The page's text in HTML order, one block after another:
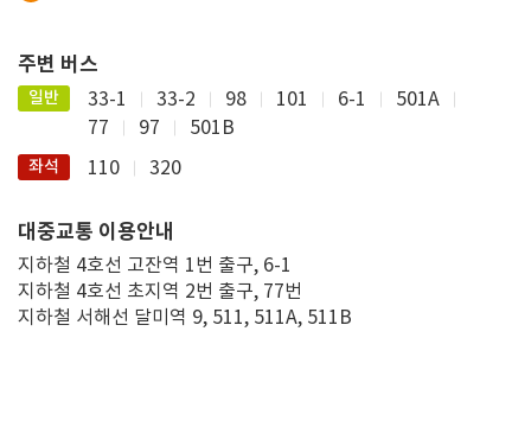
주변 버스
일반 33-1 33-2 98 101 6-1
501A
77
97 501B
좌석 110 320
대중교통 이용안내
지하철 4호선 고잔역 1번 출구, 6-1
지하철 4호선 초지역 2번 출구, 77번
지하철 서해선 달미역 9, 511, 511A, 511B